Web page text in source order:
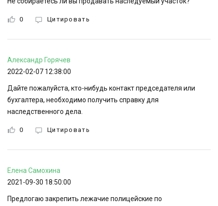
0 Цитировать
Александр Горячев
2022-02-07 12:38:00
Дайте пожалуйста, кто-нибудь контакт председателя или
бухгалтера, необходимо получить справку для
наследственного дела.
0 Цитировать
Елена Самохина
2021-09-30 18:50:00
Предлогаю закрепить лежачие полицейские по